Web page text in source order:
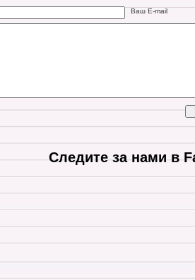
Ваш E-mail
Следите за нами в